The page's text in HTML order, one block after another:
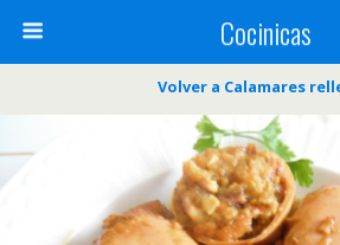
Cocinicas
Volver a Calamares